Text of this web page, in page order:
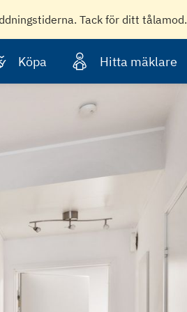
Tack för ditt tålamod.
Köpa Hitta mäklare